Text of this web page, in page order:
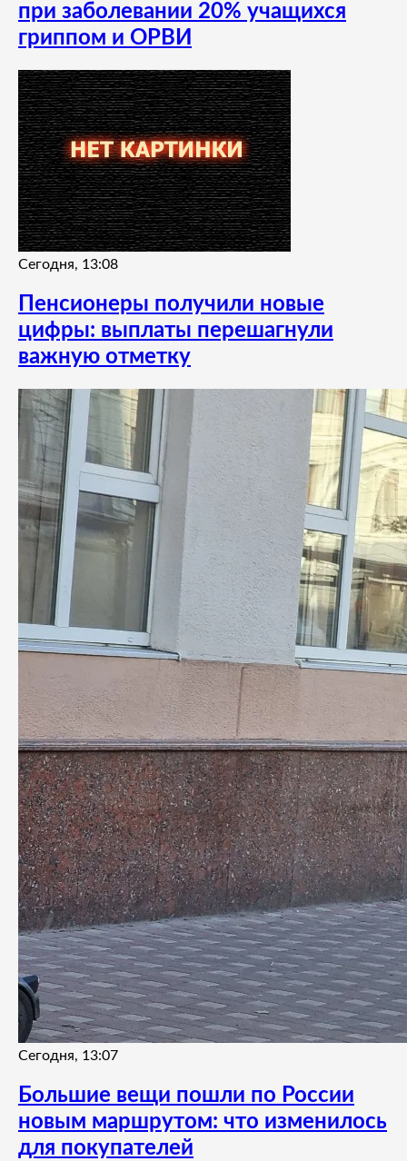
при заболевании 20% учащихся
гриппом и ОРВИ
Сегодня, 13:08
Пенсионеры получили новые
цифры: выплаты перешагнули
важную отметку
Сегодня, 13:07
Большие вещи пошли по России
новым маршрутом: что изменилось
для покупателей